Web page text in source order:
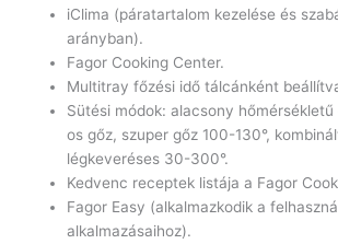
iClima (páratartalom kezelése és
arányban).
Fagor Cooking Center.
Multitray főzési idő tálcánként
Sütési módok: alacsony
os gőz, szuper gőz 100-130°,
légkeveréses 30-300°.
Kedvenc receptek listája a Fagor
Fagor Easy (alkalmazkodik a
alkalmazásaihoz).